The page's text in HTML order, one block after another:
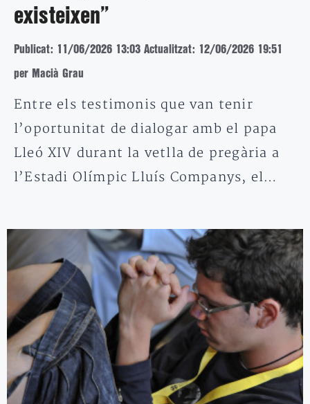
existeixen”
Publicat: 11/06/2026 13:03 Actualitzat: 12/06/2026 19:51
per Macià Grau
Entre els testimonis que van tenir
l’oportunitat de dialogar amb el papa
Lleó XIV durant la vetlla de pregària a
l’Estadi Olímpic Lluís Companys, el…